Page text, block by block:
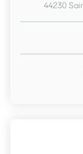
44230